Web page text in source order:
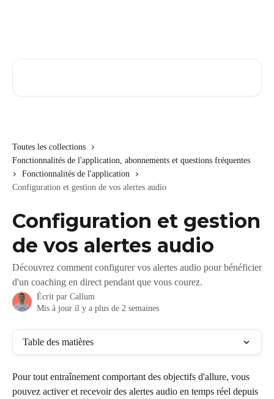
Toutes les collections
Fonctionnalités de l'application, abonnements et questions fréquentes
Fonctionnalités de l'application
Configuration et gestion de vos alertes audio
Configuration et gestion
de vos alertes audio
Découvrez comment configurer vos alertes audio pour bénéficier
d'un coaching en direct pendant que vous courez.
Écrit par Callum
Mis à jour il y a plus de 2 semaines
Table des matières
Pour tout entraînement comportant des objectifs d'allure, vous
pouvez activer et recevoir des alertes audio en temps réel depuis